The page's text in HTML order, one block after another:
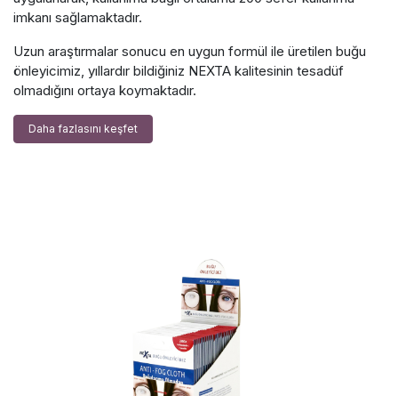
imkanı sağlamaktadır.
Uzun araştırmalar sonucu en uygun formül ile üretilen buğu
önleyicimiz, yıllardır bildiğiniz NEXTA kalitesinin tesadüf
olmadığını ortaya koymaktadır.
Daha fazlasını keşfet